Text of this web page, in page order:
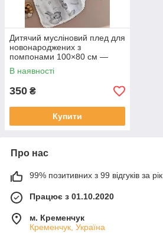
Дитячий мусліновий плед для
новонароджених з
помпонами 100×80 см —
легкий плед із натурального
мусліну
В наявності
350 ₴
Купити
Про нас
99% позитивних з 99 відгуків за рік
Працює з 01.10.2020
м. Кременчук
Кременчук, Україна